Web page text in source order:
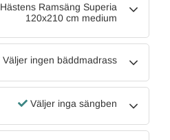
Hästens Ramsäng Superia
120x210 cm medium
Väljer ingen bäddmadrass
Väljer inga sängben